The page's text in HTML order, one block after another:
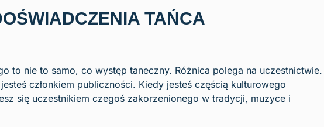
TAŃCA
to nie to samo, co występ taneczny. Różnica polega na uczestnictwie.
członkiem publiczności. Kiedy jesteś częścią kulturowego
się uczestnikiem czegoś zakorzenionego w tradycji, muzyce i